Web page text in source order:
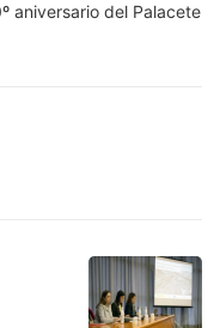
aniversario del Palacete